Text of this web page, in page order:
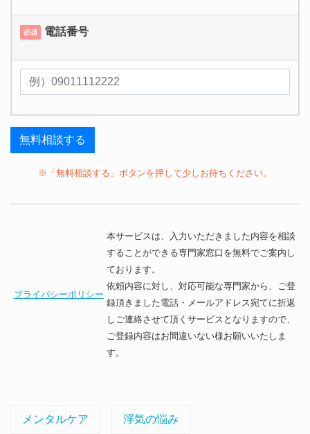
必須 電話番号
※「無料相談する」ボタンを押して少しお待ちください。
プライバシーポリシー
本サービスは、入力いただきました内容を相談
することができる専門家窓口を無料でご案内し
ております。
依頼内容に対し、対応可能な専門家から、ご登
録頂きました電話・メールアドレス宛てに折返
しご連絡させて頂くサービスとなりますので、
ご登録内容はお間違いない様お願いいたしま
す。
メンタルケア 浮気の悩み